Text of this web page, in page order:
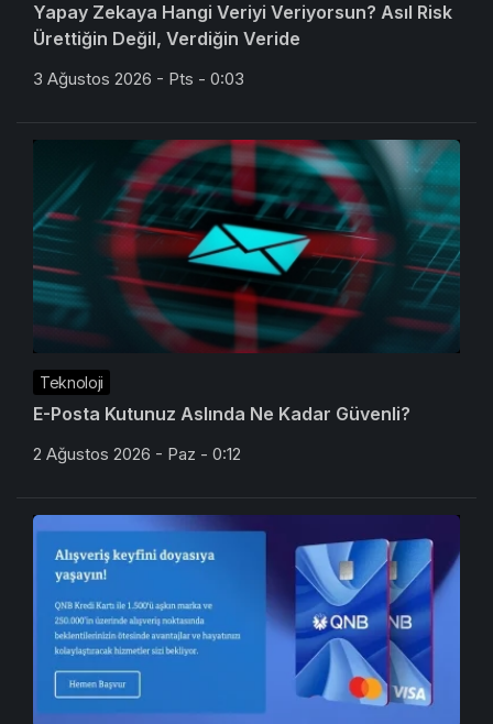
Yapay Zekaya Hangi Veriyi Veriyorsun? Asıl Risk
Ürettiğin Değil, Verdiğin Veride
3 Ağustos 2026 - Pts - 0:03
Teknoloji
E-Posta Kutunuz Aslında Ne Kadar Güvenli?
2 Ağustos 2026 - Paz - 0:12